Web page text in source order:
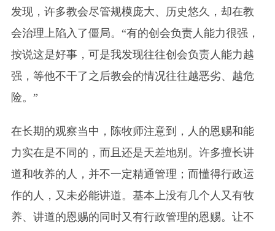
发现，许多教会尽管规模庞大、历史悠久，却在教
会治理上陷入了僵局。“有的创会负责人能力很强，
按说这是好事，可是我发现往往创会负责人能力越
强，等他不干了之后教会的情况往往越恶劣、越危
险。”
在长期的观察当中，陈牧师注意到，人的恩赐和能
力实在是不同的，而且还是天差地别。许多擅长讲
道和牧养的人，并不一定精通管理；而懂得行政运
作的人，又未必能讲道。基本上没有几个人又有牧
养、讲道的恩赐的同时又有行政管理的恩赐。让不